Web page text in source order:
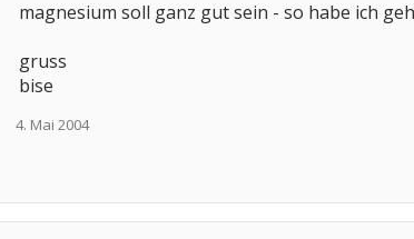
magnesium soll ganz gut sein - so habe ich
gruss
bise
4. Mai 2004